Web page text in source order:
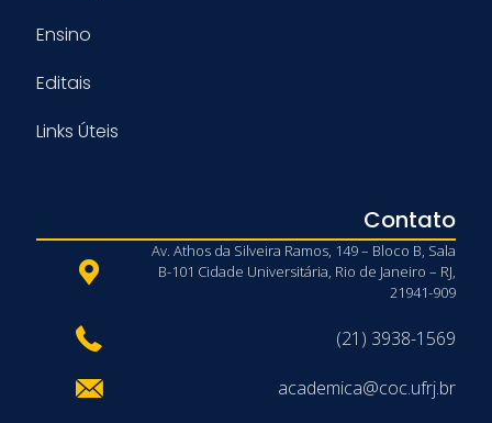
Ensino
Editais
Links Úteis
Contato
Av. Athos da Silveira Ramos, 149 – Bloco B, Sala
B-101 Cidade Universitária, Rio de Janeiro – RJ,
21941-909
(21) 3938-1569
academica@coc.ufrj.br